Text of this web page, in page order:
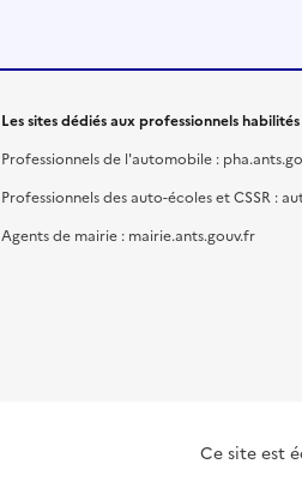
Les sites dédiés aux professionnels habilités
Professionnels de l'automobile :
Professionnels des auto-écoles et CSSR :
Agents de mairie : mairie.ants.gouv.fr
Ce site est